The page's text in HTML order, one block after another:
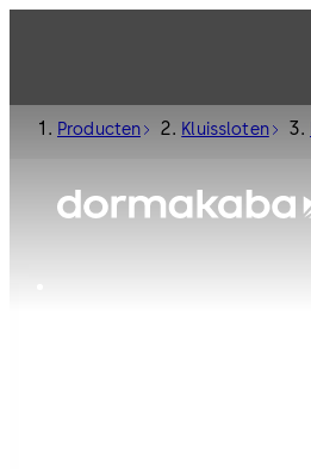
Producten Kluissloten